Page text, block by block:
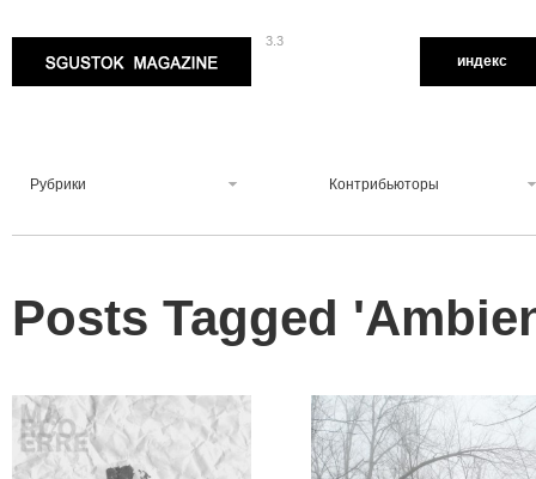
3.3
индекс
Рубрики Контрибьюторы
Posts Tagged '